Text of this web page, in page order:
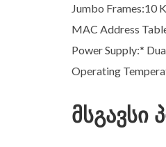
Jumbo Frames:10 K
MAC Address
Power Supply:*
Operating
მსგავსი